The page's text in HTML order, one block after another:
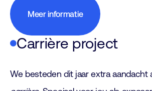
Meer informatie
Carrière project
We besteden dit jaar extra aandacht